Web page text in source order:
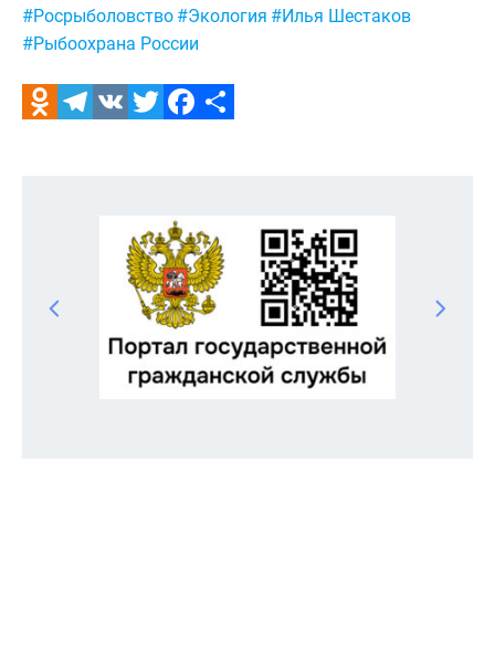
#Росрыболовство #Экология #Илья Шестаков
#Рыбоохрана России